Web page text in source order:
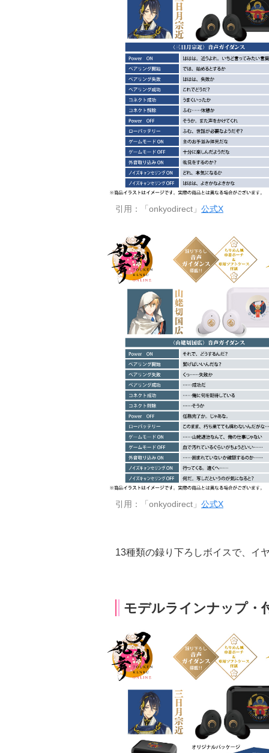
引用：「onkyodirect」 公式X
引用：「onkyodirect」 公式X
13種類の録り下ろしボイスで、イ
モデルラインナップ・